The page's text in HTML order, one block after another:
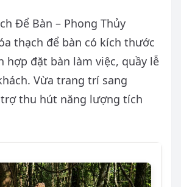
Để Bàn – Phong Thủy
thạch để bàn có kích thước
hợp đặt bàn làm việc, quầy lễ
Vừa trang trí sang
thu hút năng lượng tích